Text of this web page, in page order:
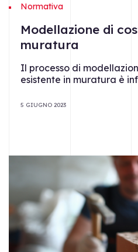
Normativa
Modellazione di
muratura
Il processo di
esistente in muratura è
5 GIUGNO 2023